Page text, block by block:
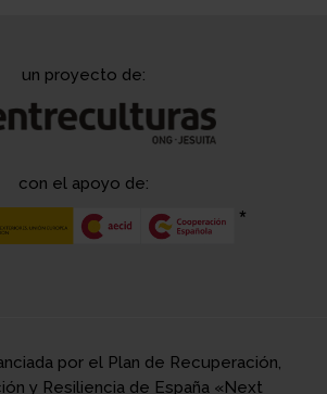
un proyecto de:
con el apoyo de:
por el Plan de Recuperación,
y Resiliencia de España «Next